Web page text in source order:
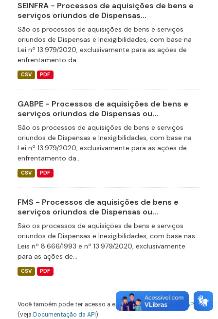
SEINFRA - Processos de aquisições de bens e
serviços oriundos de Dispensas...
São os processos de aquisições de bens e serviços
oriundos de Dispensas e Inexigibilidades, com base na
Lei nº 13.979/2020, exclusivamente para as ações de
enfrentamento da...
CSV PDF
GABPE - Processos de aquisições de bens e
serviços oriundos de Dispensas ou...
São os processos de aquisições de bens e serviços
oriundos de Dispensas e Inexigibilidades, com base na
Lei nº 13.979/2020, exclusivamente para as ações de
enfrentamento da...
CSV PDF
FMS - Processos de aquisições de bens e
serviços oriundos de Dispensas ou...
São os processos de aquisições de bens e serviços
oriundos de Dispensas e Inexigibilidades, com base nas
Leis nº 8.666/1993 e nº 13.979/2020, exclusivamente
para as ações de...
CSV PDF
Você também pode ter acesso a esses registros usando a
API
(veja Documentação da API).